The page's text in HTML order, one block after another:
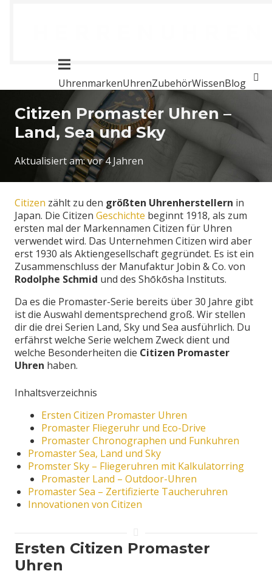
UhrenmarkenUhrenZubehörWissenBlog
Citizen Promaster Uhren –
Land, Sea und Sky
Aktualisiert am:vor 4 Jahren
Citizen zählt zu den größten Uhrenherstellern in
Japan. Die Citizen Geschichte beginnt 1918, als zum
ersten mal der Markennamen Citizen für Uhren
verwendet wird. Das Unternehmen Citizen wird aber
erst 1930 als Aktiengesellschaft gegründet. Es ist ein
Zusammenschluss der Manufaktur Jobin & Co. von
Rodolphe Schmid und des Shōkōsha Instituts.
Da es die Promaster-Serie bereits über 30 Jahre gibt
ist die Auswahl dementsprechend groß. Wir stellen
dir die drei Serien Land, Sky und Sea ausführlich. Du
erfährst welche Serie welchem Zweck dient und
welche Besonderheiten die Citizen Promaster
Uhren haben.
Inhaltsverzeichnis
Ersten Citizen Promaster Uhren
Promaster Fliegeruhr und Eco-Drive
Promaster Chronographen und Funkuhren
Promaster Sea, Land und Sky
Promster Sky – Fliegeruhren mit Kalkulatorring
Promaster Land – Outdoor-Uhren
Promaster Sea – Zertifizierte Taucheruhren
Innovationen von Citizen
Ersten Citizen Promaster
Uhren